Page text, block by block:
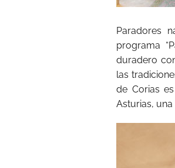
Paradores
programa
duradero
las
de Corias
Asturias,